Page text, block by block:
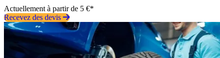
Actuellement à partir de 5 €*
Recevez des devis